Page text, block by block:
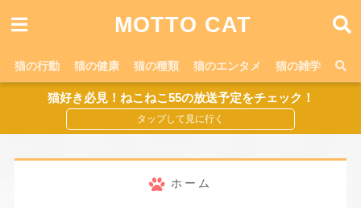
MOTTO CAT
猫の行動 猫の健康 猫の種類 猫のエンタメ 猫の雑学
猫好き必見！ねこねこ55の放送予定をチェック！
ホーム